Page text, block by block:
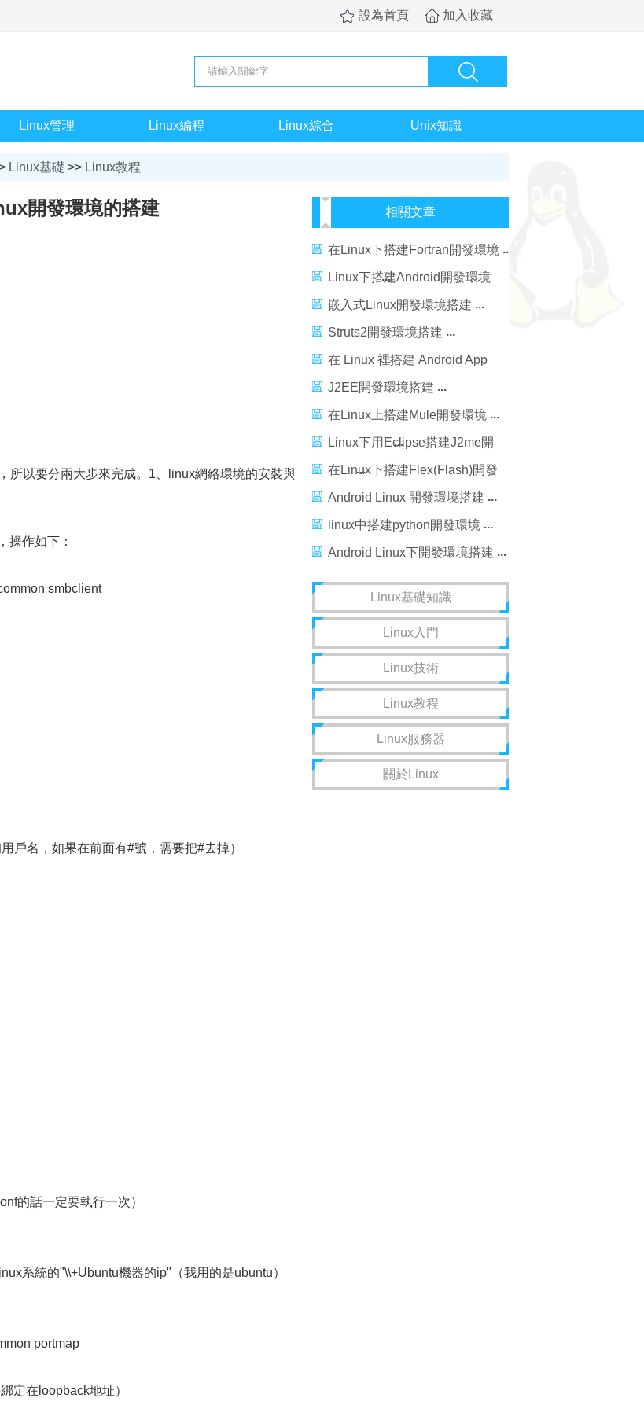
設為首頁 加入收藏
Linux管理 Linux編程 Linux綜合 Unix知識
Linux基礎 >> Linux教程
開發環境的搭建
所以要分兩大步來完成。1、linux網絡環境的安裝與
操作如下：
smbclient
戶名，如果在前面有#號，需要把#去掉）
的話一定要執行一次）
系統的"\\+Ubuntu機器的ip"（我用的是ubuntu）
portmap
定在loopback地址）
相關文章
在Linux下搭建Fortran開發環境
Linux下搭建Android開發環境
圖文詳解
嵌入式Linux開發環境搭建
Struts2開發環境搭建
在 Linux 裡搭建 Android App
開發環境
J2EE開發環境搭建
在Linux上搭建Mule開發環境
Linux下用Eclipse搭建J2me開
發環境過程
在Linux下搭建Flex(Flash)開發
環境
Android Linux 開發環境搭建
linux中搭建python開發環境
Android Linux下開發環境搭建
Linux基礎知識
Linux入門
Linux技術
Linux教程
Linux服務器
關於Linux